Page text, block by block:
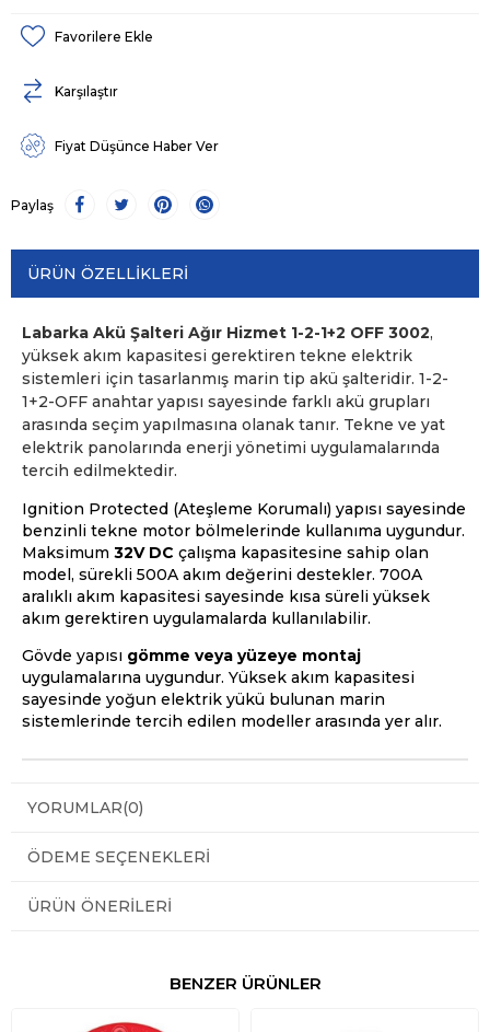
Favorilere Ekle
Karşılaştır
Fiyat Düşünce Haber Ver
Paylaş
ÜRÜN ÖZELLIKLERI
Labarka Akü Şalteri Ağır Hizmet 1-2-1+2 OFF 3002,
yüksek akım kapasitesi gerektiren tekne elektrik
sistemleri için tasarlanmış marin tip akü şalteridir. 1-2-
1+2-OFF anahtar yapısı sayesinde farklı akü grupları
arasında seçim yapılmasına olanak tanır. Tekne ve yat
elektrik panolarında enerji yönetimi uygulamalarında
tercih edilmektedir.
Ignition Protected (Ateşleme Korumalı) yapısı sayesinde
benzinli tekne motor bölmelerinde kullanıma uygundur.
Maksimum 32V DC çalışma kapasitesine sahip olan
model, sürekli 500A akım değerini destekler. 700A
aralıklı akım kapasitesi sayesinde kısa süreli yüksek
akım gerektiren uygulamalarda kullanılabilir.
Gövde yapısı gömme veya yüzeye montaj
uygulamalarına uygundur. Yüksek akım kapasitesi
sayesinde yoğun elektrik yükü bulunan marin
sistemlerinde tercih edilen modeller arasında yer alır.
YORUMLAR(0)
ÖDEME SEÇENEKLERI
ÜRÜN ÖNERILERI
BENZER ÜRÜNLER